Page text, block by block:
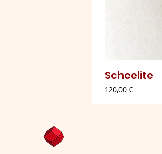
Scheelite
Preço
120,00 €